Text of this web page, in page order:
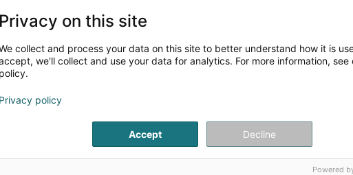
(Lëtzebuerg)
Privacy on this site
collect and process your data on this site to better understand how it is
we'll collect and use your data for analytics. For more information, see
policy.
Privacy policy
Accept Decline
Powered